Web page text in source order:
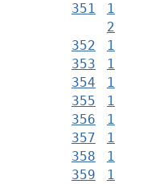
351
1
2
352
1
353
1
354
1
355
1
356
1
357
1
358
1
359
1